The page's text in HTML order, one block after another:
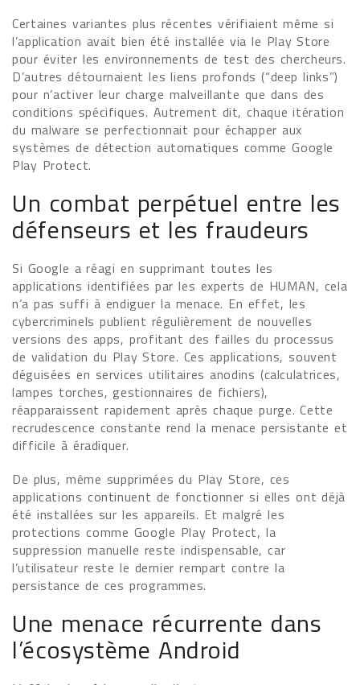
Certaines variantes plus récentes vérifiaient même si
l’application avait bien été installée via le Play Store
pour éviter les environnements de test des chercheurs.
D’autres détournaient les liens profonds (“deep links”)
pour n’activer leur charge malveillante que dans des
conditions spécifiques. Autrement dit, chaque itération
du malware se perfectionnait pour échapper aux
systèmes de détection automatiques comme Google
Play Protect.
Un combat perpétuel entre les
défenseurs et les fraudeurs
Si Google a réagi en supprimant toutes les
applications identifiées par les experts de HUMAN, cela
n’a pas suffi à endiguer la menace. En effet, les
cybercriminels publient régulièrement de nouvelles
versions des apps, profitant des failles du processus
de validation du Play Store. Ces applications, souvent
déguisées en services utilitaires anodins (calculatrices,
lampes torches, gestionnaires de fichiers),
réapparaissent rapidement après chaque purge. Cette
recrudescence constante rend la menace persistante et
difficile à éradiquer.
De plus, même supprimées du Play Store, ces
applications continuent de fonctionner si elles ont déjà
été installées sur les appareils. Et malgré les
protections comme Google Play Protect, la
suppression manuelle reste indispensable, car
l’utilisateur reste le dernier rempart contre la
persistance de ces programmes.
Une menace récurrente dans
l’écosystème Android